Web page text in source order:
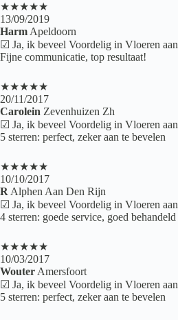
★★★★★
13/09/2019
Harm Apeldoorn
☑ Ja, ik beveel Voordelig in Vloeren aan
Fijne communicatie, top resultaat!
★★★★★
20/11/2017
Carolein Zevenhuizen Zh
☑ Ja, ik beveel Voordelig in Vloeren aan
5 sterren: perfect, zeker aan te bevelen
★★★★★
10/10/2017
R Alphen Aan Den Rijn
☑ Ja, ik beveel Voordelig in Vloeren aan
4 sterren: goede service, goed behandeld
★★★★★
10/03/2017
Wouter Amersfoort
☑ Ja, ik beveel Voordelig in Vloeren aan
5 sterren: perfect, zeker aan te bevelen